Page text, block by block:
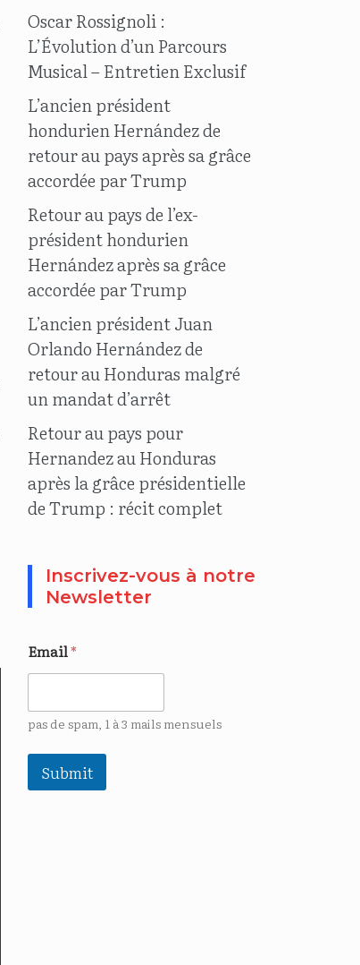
Oscar Rossignoli :
L’Évolution d’un Parcours
Musical – Entretien Exclusif
L’ancien président
hondurien Hernández de
retour au pays après sa grâce
accordée par Trump
Retour au pays de l’ex-
président hondurien
Hernández après sa grâce
accordée par Trump
L’ancien président Juan
Orlando Hernández de
retour au Honduras malgré
un mandat d’arrêt
Retour au pays pour
Hernandez au Honduras
après la grâce présidentielle
de Trump : récit complet
Inscrivez-vous à notre
Newsletter
Email*
pas de spam, 1 à 3 mails mensuels
Submit